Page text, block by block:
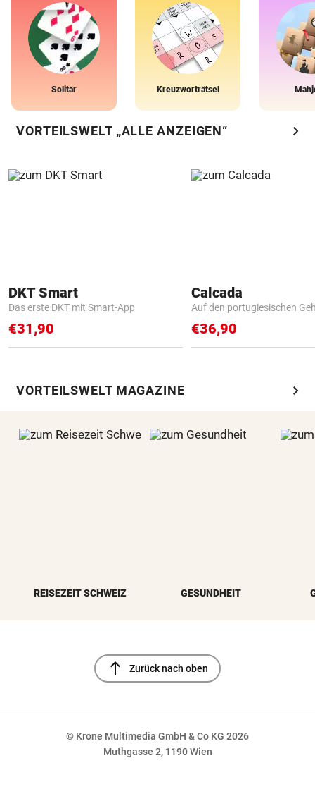
Solitär Kreuzworträtsel
VORTEILSWELT „ALLE ANZEIGEN“ chevron_right
DKT Smart
Das erste DKT mit Smart-App
€31,90
Calcada
Auf den portugiesischen
€36,90
VORTEILSWELT MAGAZINE chevron_right
REISEZEIT SCHWEIZ GESUNDHEIT
north Zurück nach oben
© Krone Multimedia GmbH & Co KG 2026
Muthgasse 2, 1190 Wien